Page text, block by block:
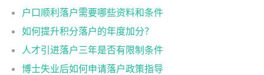
户口顺利落户需要哪些资料和条件
如何提升积分落户的年度加分？
人才引进落户三年是否有限制条件
博士失业后如何申请落户政策指导